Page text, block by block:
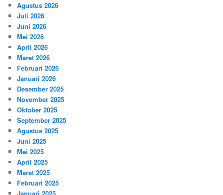
Agustus 2026
Juli 2026
Juni 2026
Mei 2026
April 2026
Maret 2026
Februari 2026
Januari 2026
Desember 2025
November 2025
Oktober 2025
September 2025
Agustus 2025
Juni 2025
Mei 2025
April 2025
Maret 2025
Februari 2025